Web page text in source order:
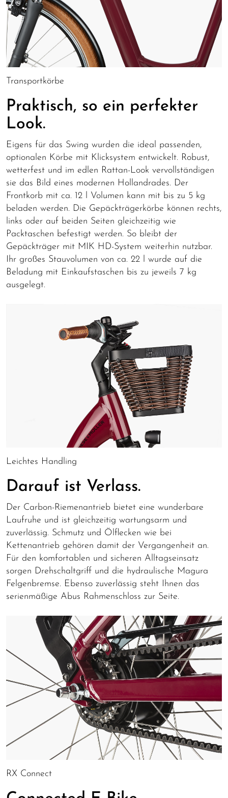
Transportkörbe
Praktisch, so ein perfekter
Look.
Eigens für das Swing wurden die ideal passenden,
optionalen Körbe mit Klicksystem entwickelt. Robust,
wetterfest und im edlen Rattan-Look vervollständigen
sie das Bild eines modernen Hollandrades. Der
Frontkorb mit ca. 12 l Volumen kann mit bis zu 5 kg
beladen werden. Die Gepäckträgerkörbe können rechts,
links oder auf beiden Seiten gleichzeitig wie
Packtaschen befestigt werden. So bleibt der
Gepäckträger mit MIK HD-System weiterhin nutzbar.
Ihr großes Stauvolumen von ca. 22 l wurde auf die
Beladung mit Einkaufstaschen bis zu jeweils 7 kg
ausgelegt.
Leichtes Handling
Darauf ist Verlass.
Der Carbon-Riemenantrieb bietet eine wunderbare
Laufruhe und ist gleichzeitig wartungsarm und
zuverlässig. Schmutz und Ölflecken wie bei
Kettenantrieb gehören damit der Vergangenheit an.
Für den komfortablen und sicheren Alltagseinsatz
sorgen Drehschaltgriff und die hydraulische Magura
Felgenbremse. Ebenso zuverlässig steht Ihnen das
serienmäßige Abus Rahmenschloss zur Seite.
RX Connect